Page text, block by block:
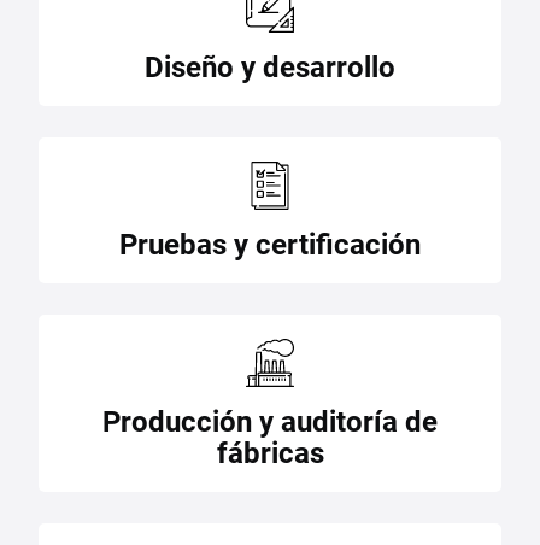
Diseño y desarrollo
Pruebas y certificación
Producción y auditoría de
fábricas